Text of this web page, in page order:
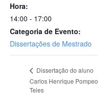
Hora:
14:00 - 17:00
Categoria de Evento:
Dissertações de Mestrado
Dissertação do aluno
Carlos Henrique Pompeo
Teles